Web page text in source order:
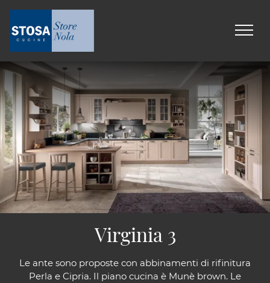
Le ante sono proposte con abbinamenti di rifinitura
Perla e Cipria. Il piano cucina è Munè brown. Le
Virginia 3